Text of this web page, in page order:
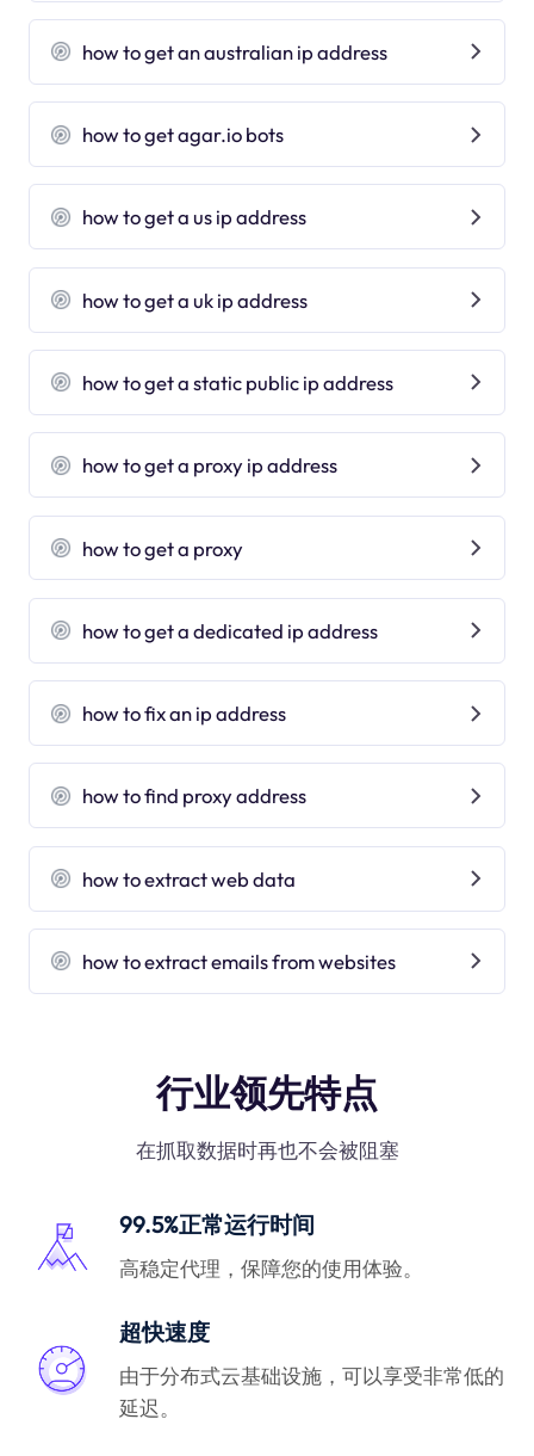
how to get an australian ip address
how to get agar.io bots
how to get a us ip address
how to get a uk ip address
how to get a static public ip address
how to get a proxy ip address
how to get a proxy
how to get a dedicated ip address
how to fix an ip address
how to find proxy address
how to extract web data
how to extract emails from websites
行业领先特点
在抓取数据时再也不会被阻塞
99.5%正常运行时间
高稳定代理，保障您的使用体验。
超快速度
由于分布式云基础设施，可以享受非常低的
延迟。